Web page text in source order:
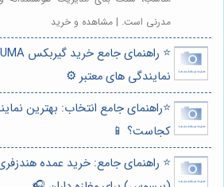
مدرنی است. | مشاهده و خرید
نمایندگی های معتبر ⚙️
⭐️راهنمای جامع انتخاب: بهترین
کجاست؟ 📱